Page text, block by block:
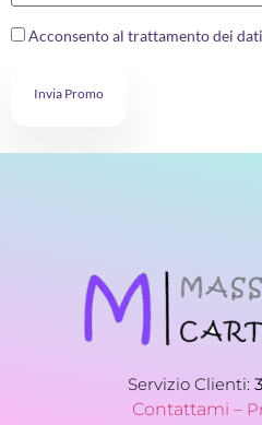
Acconsento al trattamento dei
Invia Promo
Servizio Clienti:
Contattami –